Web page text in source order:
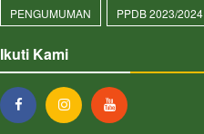
PENGUMUMAN PPDB 2023/2024
Ikuti Kami